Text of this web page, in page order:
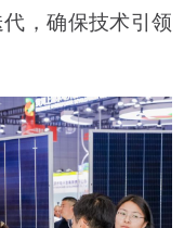
，确保技术引领